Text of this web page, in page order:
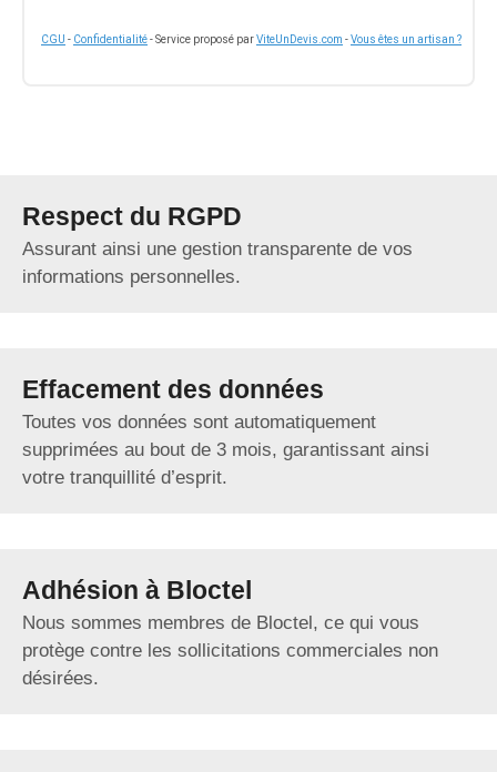
CGU - Confidentialité- Service proposé parViteUnDevis.com -Vous êtes un artisan ?
Respect du RGPD
Assurant ainsi une gestion transparente de vos
informations personnelles.
Effacement des données
Toutes vos données sont automatiquement
supprimées au bout de 3 mois, garantissant ainsi
votre tranquillité d’esprit.
Adhésion à Bloctel
Nous sommes membres de Bloctel, ce qui vous
protège contre les sollicitations commerciales non
désirées.